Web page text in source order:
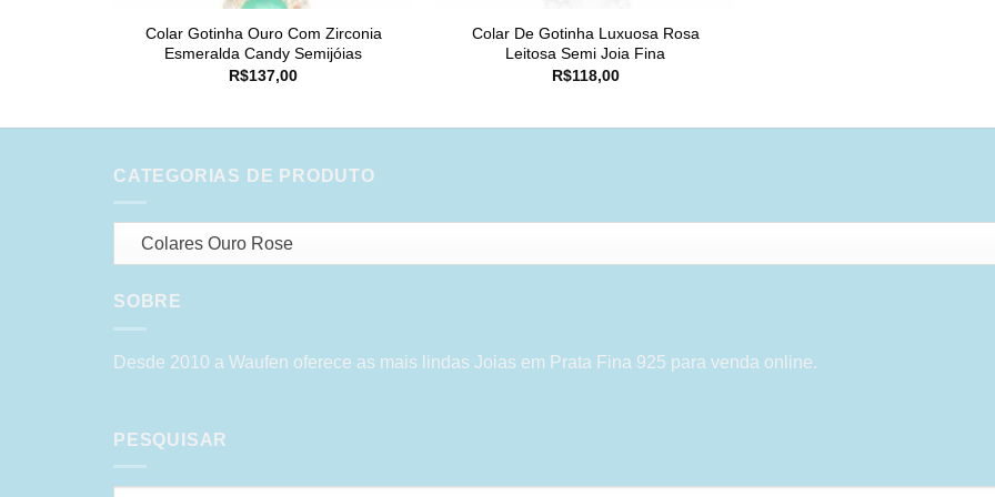
Colar Gotinha Ouro Com Zirconia
Esmeralda Candy Semijóias
R$137,00
Colar De Gotinha Luxuosa Rosa
Leitosa Semi Joia Fina
R$118,00
CATEGORIAS DE PRODUTO
Colares Ouro Rose
SOBRE
Desde 2010 a Waufen oferece as mais lindas Joias em Prata Fina 925 para venda online.
PESQUISAR